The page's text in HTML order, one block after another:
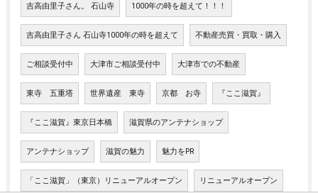
吉高由里子さん。 石山寺 1000年の時を超えて！！！
吉高由里子さん 石山寺1000年の時を超えて 不動産売買・買取・購入
ご相談受付中 大津市ご相談受付中 大津市での不動産
東寺 五重塔 世界遺産 東寺 京都 お寺 『ここ滋賀』
『ここ滋賀』東京日本橋 滋賀県のアンテナショップ
アンテナショップ 滋賀の魅力 魅力をPR
「ここ滋賀」（東京）リニューアルオープン リニューアルオープン